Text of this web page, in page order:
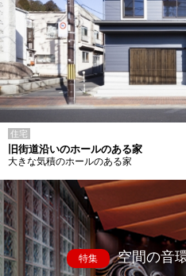
住宅
旧街道沿いのホールのある家
大きな気積のホールのある家
特集 空間の音